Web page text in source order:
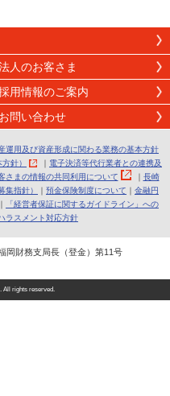
人のお客さま
用情報のご案内
お問い合わせ
運用及び資産形成に関わる業務の基本方針
針）
｜ 電子決済等代行業者との連携及
さまの情報の共同利用について ｜ 長崎
集指針） ｜ 預金保険制度について ｜ 金融円
｜
「経営者保証に関するガイドライン」への
ラスメント対応方針
財務支局長（登金）第11号
All rights reserved.